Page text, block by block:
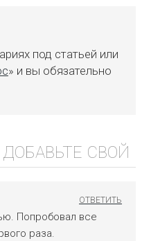
под статьей или
» и вы обязательно
ДОБАВЬТЕ СВОЙ
Попробовал все
раза.